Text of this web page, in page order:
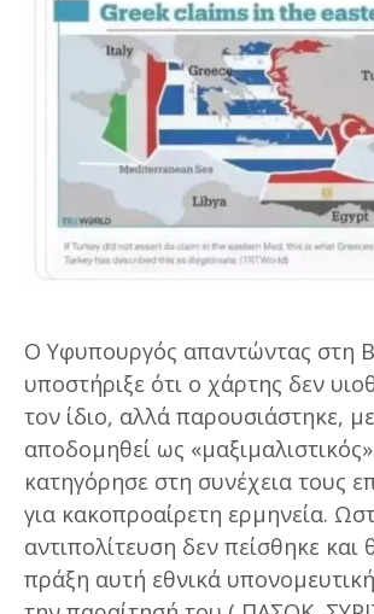
Ο Υφυπουργός απαντώντας στη
υποστήριξε ότι ο χάρτης δεν
τον ίδιο, αλλά παρουσιάστηκε,
αποδομηθεί ως
κατηγόρησε στη συνέχεια τους
για κακοπροαίρετη ερμηνεία.
αντιπολίτευση δεν πείσθηκε και
πράξη αυτή εθνικά